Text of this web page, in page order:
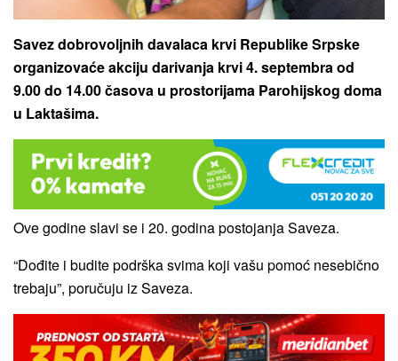
Savez dobrovoljnih davalaca krvi Republike Srpske
organizovaće akciju darivanja krvi 4. septembra od
9.00 do 14.00 časova u prostorijama Parohijskog doma
u Laktašima.
Ove godine slavi se i 20. godina postojanja Saveza.
“Dođite i budite podrška svima koji vašu pomoć nesebično
trebaju”, poručuju iz Saveza.